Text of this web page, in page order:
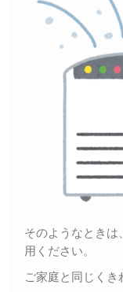
そのようなときは
用ください。
ご家庭と同じくき